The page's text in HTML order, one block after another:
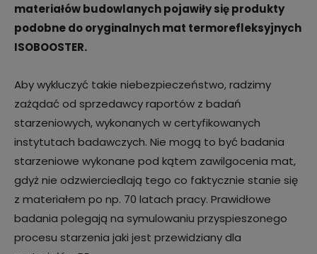
materiałów budowlanych pojawiły się produkty
podobne do oryginalnych mat termorefleksyjnych
ISOBOOSTER.
Aby wykluczyć takie niebezpieczeństwo, radzimy
zażądać od sprzedawcy raportów z badań
starzeniowych, wykonanych w certyfikowanych
instytutach badawczych. Nie mogą to być badania
starzeniowe wykonane pod kątem zawilgocenia mat,
gdyż nie odzwierciedlają tego co faktycznie stanie się
z materiałem po np. 70 latach pracy. Prawidłowe
badania polegają na symulowaniu przyspieszonego
procesu starzenia jaki jest przewidziany dla